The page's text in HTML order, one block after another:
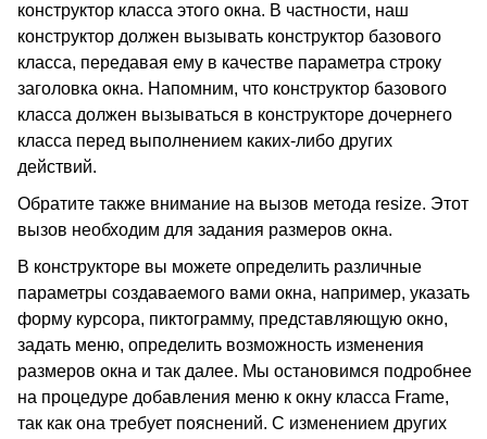
конструктор класса этого окна. В частности, наш
конструктор должен вызывать конструктор базового
класса, передавая ему в качестве параметра строку
заголовка окна. Напомним, что конструктор базового
класса должен вызываться в конструкторе дочернего
класса перед выполнением каких-либо других
действий.
Обратите также внимание на вызов метода resize. Этот
вызов необходим для задания размеров окна.
В конструкторе вы можете определить различные
параметры создаваемого вами окна, например, указать
форму курсора, пиктограмму, представляющую окно,
задать меню, определить возможность изменения
размеров окна и так далее. Мы остановимся подробнее
на процедуре добавления меню к окну класса Frame,
так как она требует пояснений. С изменением других